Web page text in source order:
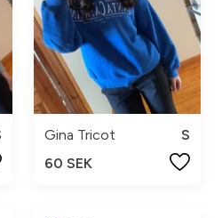
Gina Tricot
S
60 SEK